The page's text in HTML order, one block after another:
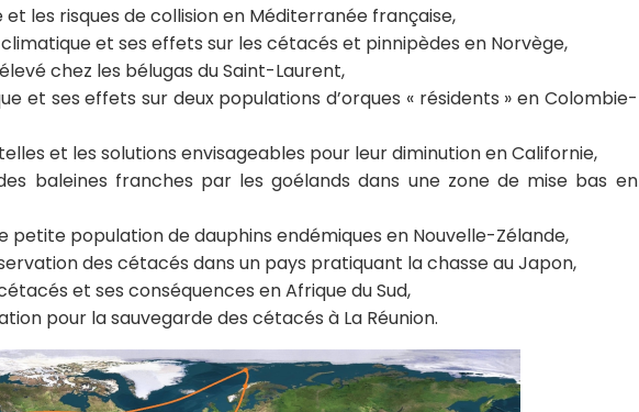
les risques de collision en Méditerranée française,
et ses effets sur les cétacés et pinnipèdes en Norvège,
chez les bélugas du Saint-Laurent,
et ses effets sur deux populations d’orques « résidents » en Colombie-
et les solutions envisageables pour leur diminution en Californie,
baleines franches par les goélands dans une zone de mise bas en
petite population de dauphins endémiques en Nouvelle-Zélande,
des cétacés dans un pays pratiquant la chasse au Japon,
et ses conséquences en Afrique du Sud,
pour la sauvegarde des cétacés à La Réunion.